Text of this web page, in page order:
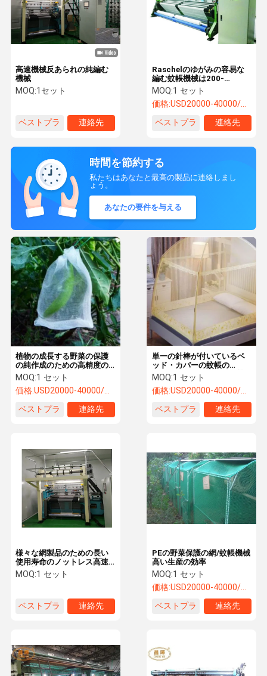
高速機械反あられの純編む
機械
MOQ:1セット
ベストプラ
連絡先
Raschelのゆがみの容易な
編む蚊帳機械は200-
530rpm速度と作動します
MOQ:1 セット
価格:USD20000-40000/SET
ベストプラ
連絡先
時間を節約する
私たちはあなたと最高の製品に連絡しまし
ょう。
あなたの要件を与える
単一の針棒が付いているベ
ッド・カバーの蚊帳の
Raschelのゆがみの編む機
械
MOQ:1 セット
価格:USD20000-40000/SET
ベストプラ
連絡先
植物の成長する野菜の保護
の純作成のための高精度の
Raschelの編む機械
MOQ:1 セット
価格:USD20000-40000/SET
ベストプラ
連絡先
PEの野菜保護の網/蚊帳機械
高い生産の効率
MOQ:1 セット
価格:USD20000-40000/SET
ベストプラ
連絡先
様々な網製品のための長い
使用寿命のノットレス高速
蚊帳機
MOQ:1 セット
ベストプラ
連絡先